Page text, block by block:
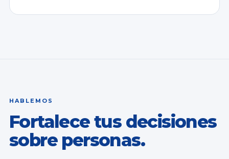
HABLEMOS
Fortalece tus decisiones
sobre personas.